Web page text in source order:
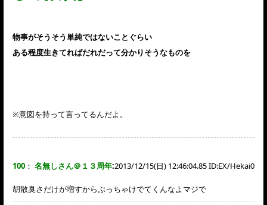
物事がそうそう単純ではないことぐらい
ある程度生きてればだれだって分かりそうなものを
※意図を持って言ってるんだよ。
100 ： 名無しさん＠１３周年:2013/12/15(日) 12:46:04.85 ID:EX/Hekai0
胡散臭さだけが増すからぶっちゃけでてくんなよマジで